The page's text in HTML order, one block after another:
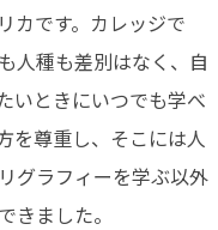
カです。カレッジで
人種も差別はなく、自
いときにいつでも学べ
を尊重し、そこには人
グラフィーを学ぶ以外
きました。